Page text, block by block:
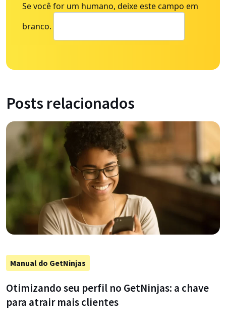
Se você for um humano, deixe este campo em
branco.
Posts relacionados
Manual do GetNinjas
Otimizando seu perfil no GetNinjas: a chave
para atrair mais clientes